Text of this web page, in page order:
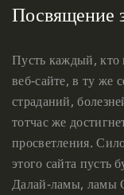
Посвящение
Пусть каждый, кто
веб-сайте, в ту же
страданий,
тотчас же
просветления.
этого сайта пусть
Далай-ламы, ламы